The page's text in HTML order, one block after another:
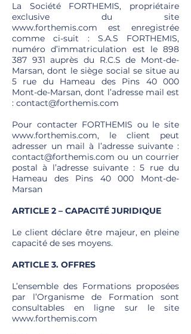
La Société FORTHEMIS, propriétaire
exclusive du site
www.forthemis.com est enregistrée
comme ci-suit : S.A.S FORTHEMIS,
numéro d’immatriculation est le 898
387 931 auprès du R.C.S de Mont-de-
Marsan, dont le siège social se situe au
5 rue du Hameau des Pins 40 000
Mont-de-Marsan, dont l’adresse mail est
: contact@forthemis.com
Pour contacter FORTHEMIS ou le site
www.forthemis.com, le client peut
adresser un mail à l’adresse suivante :
contact@forthemis.com ou un courrier
postal à l’adresse suivante : 5 rue du
Hameau des Pins 40 000 Mont-de-
Marsan
ARTICLE 2 – CAPACITÉ JURIDIQUE
Le client déclare être majeur, en pleine
capacité de ses moyens.
ARTICLE 3. OFFRES
L’ensemble des Formations proposées
par l’Organisme de Formation sont
consultables en ligne sur le site
www.forthemis.com